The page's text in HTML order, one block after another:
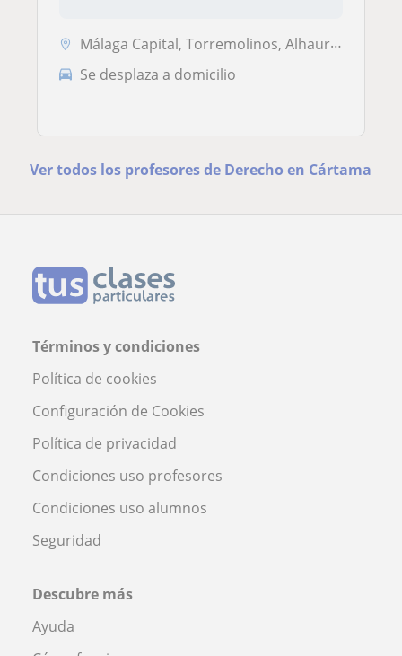
Málaga Capital, Torremolinos, Alhaurín de la Torre, Benalmádena, Cárta...
Se desplaza a domicilio
Ver todos los profesores de Derecho en Cártama
Términos y condiciones
Política de cookies
Configuración de Cookies
Política de privacidad
Condiciones uso profesores
Condiciones uso alumnos
Seguridad
Descubre más
Ayuda